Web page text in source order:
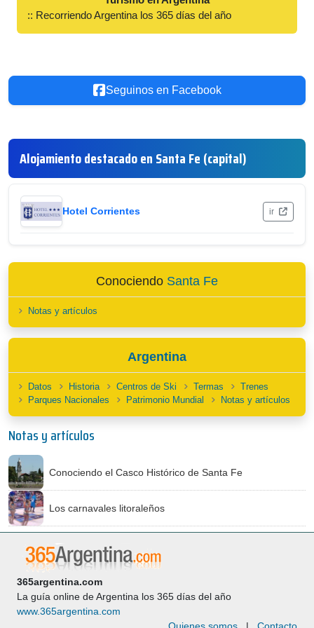
:: Recorriendo Argentina los 365 días del año
Seguinos en Facebook
Alojamiento destacado en Santa Fe (capital)
Hotel Corrientes ir
Conociendo Santa Fe
Notas y artículos
Argentina
Datos Historia Centros de Ski Termas
Trenes
Parques Nacionales
Patrimonio Mundial Notas y artículos
Notas y artículos
Conociendo el Casco Histórico de Santa Fe
Los carnavales litoraleños
365argentina.com
La guía online de Argentina los 365 días del año
www.365argentina.com